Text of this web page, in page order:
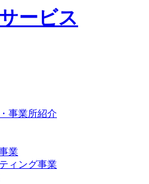
ービス
事業所紹介
業
ィング事業